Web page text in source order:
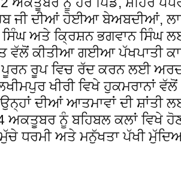
ਜੀ ਦੀਆਂ ਹੋਈਆ ਬੇਅਬਦੀਆਂ,
ਸਿੰਘ ਅਤੇ ਕ੍ਰਿਸ਼ਨ ਭਗਵਾਨ ਸਿੰਘ
ਵੱਲੋਂ ਕੀਤੀਆ ਗਈਆ ਪੱਖਪਾਤੀ
ਪੂਰਨ ਰੂਪ ਵਿਚ ਰੱਦ ਕਰਨ ਲਈ
ਖੀਰੀ ਵਿਖੇ ਹੁਕਮਰਾਨਾਂ
ਦੀਆਂ ਆਤਮਾਵਾਂ ਦੀ ਸ਼ਾਂਤੀ
ਨੂੰ ਬਹਿਬਲ ਕਲਾਂ ਵਿਖੇ
ਧਰਮੀ ਅਤੇ ਮਨੁੱਖਤਾ ਪੱਖੀ